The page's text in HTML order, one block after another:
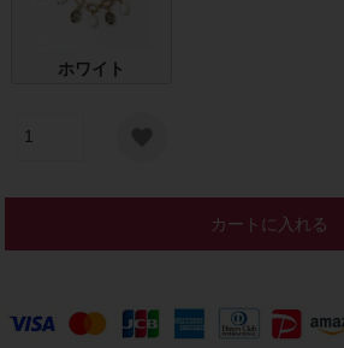
ホワイト
カートに入れる